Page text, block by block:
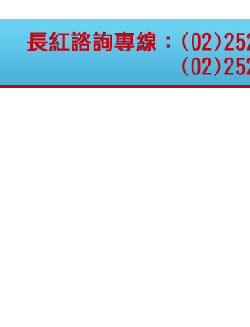
巨生生醫:公告本公司
MPB-1523MRI顯影劑-
肝細胞癌接獲美國FD
格斯科技*:公告調整本
公司私募專區資訊(董事